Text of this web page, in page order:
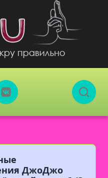
ДжоДжо